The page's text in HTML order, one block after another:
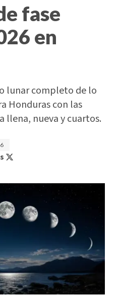
fase
en
lunar completo de lo
Honduras con las
llena, nueva y cuartos.